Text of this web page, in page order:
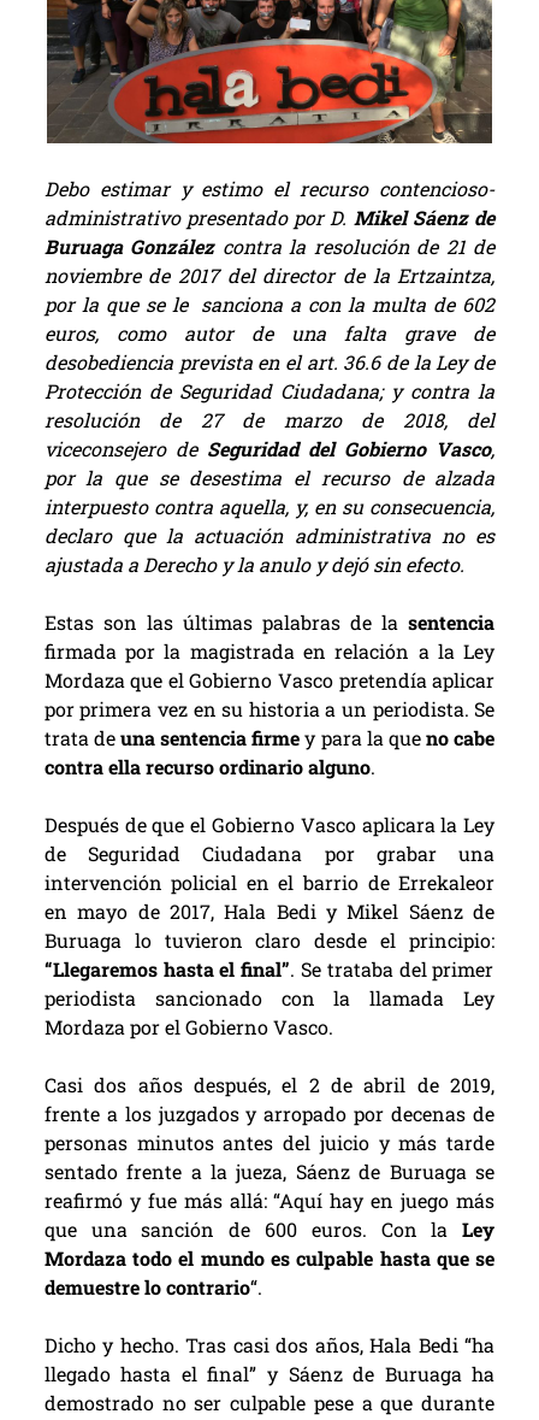
Debo estimar y estimo el recurso contencioso-
administrativo presentado por D. Mikel Sáenz de
Buruaga Gonzálezcontra la resolución de 21 de
noviembre de 2017 del director de la Ertzaintza,
por la que se le sanciona a con la multa de 602
euros, como autor de una falta grave de
desobediencia prevista en el art. 36.6 de la Ley de
Protección de Seguridad Ciudadana; y contra la
resolución de 27 de marzo de 2018, del
viceconsejero deSeguridad del Gobierno Vasco,
por la que se desestima el recurso de alzada
interpuesto contra aquella, y, en su consecuencia,
declaro que la actuación administrativa no es
ajustada a Derecho y la anulo y dejó sin efecto.
Estas son las últimas palabras de la sentencia
firmada por la magistrada en relación a la Ley
Mordaza que el Gobierno Vasco pretendía aplicar
por primera vez en su historia a un periodista. Se
trata deuna sentencia firmey para la queno cabe
contra ella recurso ordinario alguno.
Después de que el Gobierno Vasco aplicara la Ley
de Seguridad Ciudadana por grabar una
intervención policial en el barrio de Errekaleor
en mayo de 2017, Hala Bedi y Mikel Sáenz de
Buruaga lo tuvieron claro desde el principio:
“Llegaremos hasta el final”. Se trataba del primer
periodista sancionado con la llamada Ley
Mordaza por el Gobierno Vasco.
Casi dos años después, el 2 de abril de 2019,
frente a los juzgados y arropado por decenas de
personas minutos antes del juicio y más tarde
sentado frente a la jueza, Sáenz de Buruaga se
reafirmó y fue más allá: “Aquí hay en juego más
que una sanción de 600 euros. Con laLey
Mordaza todo el mundo es culpable hasta que se
demuestre lo contrario“.
Dicho y hecho. Tras casi dos años, Hala Bedi “ha
llegado hasta el final” y Sáenz de Buruaga ha
demostrado no ser culpable pese a que durante